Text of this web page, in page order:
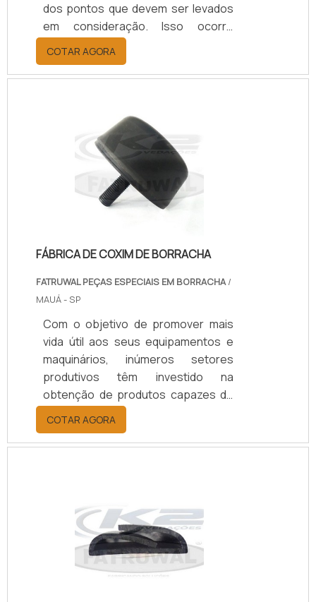
dos pontos que devem ser levados
em consideração. Isso ocorre
porque existe uma série de outros
fatores que devem estar presentes
na análise do custo-benefício do
disponíveis no mercado em diversos
modelos. Para encontrar o ideal para
a sua necessidade, deve ser
realizada uma pesquisa averiguando
cada detalhe e a utilidade das peças,
de modo a obter um produto que
COTAR AGORA
FÁBRICA DE COXIM DE BORRACHA
FATRUWAL PEÇAS ESPECIAIS EM BORRACHA/
MAUÁ - SP
Com o objetivo de promover mais
vida útil aos seus equipamentos e
maquinários, inúmeros setores
produtivos têm investido na
obtenção de produtos capazes de
reduzir os desgastes provenientes
das operações.Para atingir essa
meta com excelente relação de
distribuidores ou lojistas. Um dos
exemplos disso, é a grande procura
por uma fábrica de coxim de
borracha especializada.Sobre o
COTAR AGORA